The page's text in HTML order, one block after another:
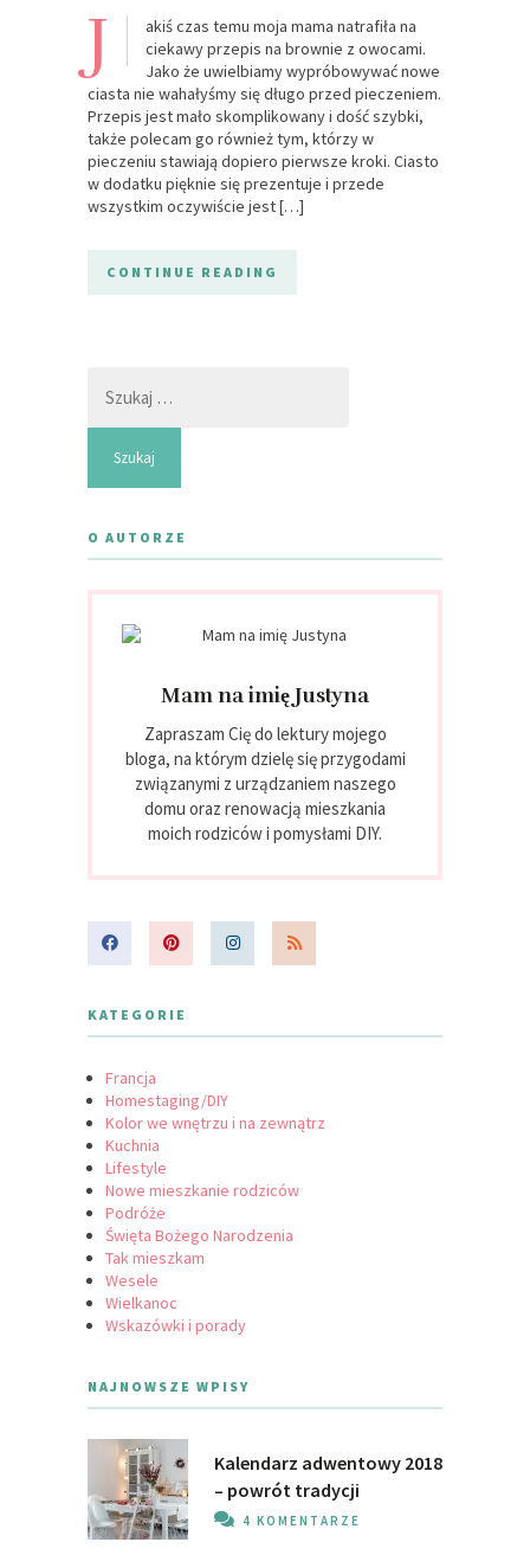
J
akiś czas temu moja mama natrafiła na
ciekawy przepis na brownie z owocami.
Jako że uwielbiamy wypróbowywać nowe
ciasta nie wahałyśmy się długo przed pieczeniem.
Przepis jest mało skomplikowany i dość szybki,
także polecam go również tym, którzy w
pieczeniu stawiają dopiero pierwsze kroki. Ciasto
w dodatku pięknie się prezentuje i przede
wszystkim oczywiście jest […]
CONTINUE READING
O AUTORZE
Mam na imię Justyna
Zapraszam Cię do lektury mojego
bloga, na którym dzielę się przygodami
związanymi z urządzaniem naszego
domu oraz renowacją mieszkania
moich rodziców i pomysłami DIY.
KATEGORIE
Francja
Homestaging/DIY
Kolor we wnętrzu i na zewnątrz
Kuchnia
Lifestyle
Nowe mieszkanie rodziców
Podróże
Święta Bożego Narodzenia
Tak mieszkam
Wesele
Wielkanoc
Wskazówki i porady
NAJNOWSZE WPISY
Kalendarz adwentowy 2018
– powrót tradycji
4 KOMENTARZE